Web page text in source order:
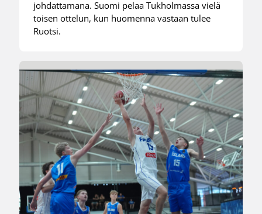
johdattamana. Suomi pelaa Tukholmassa vielä
toisen ottelun, kun huomenna vastaan tulee
Ruotsi.